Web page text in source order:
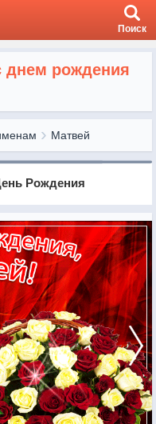
Поиск
днем рождения
Матвей
Рождения